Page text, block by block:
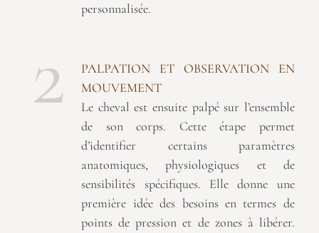
personnalisée.
2
PALPATION ET OBSERVATION EN
MOUVEMENT
Le cheval est ensuite palpé sur l’ensemble
de son corps. Cette étape permet
d’identifier certains paramètres
anatomiques, physiologiques et de
sensibilités spécifiques. Elle donne une
première idée des besoins en termes de
points de pression et de zones à libérer.